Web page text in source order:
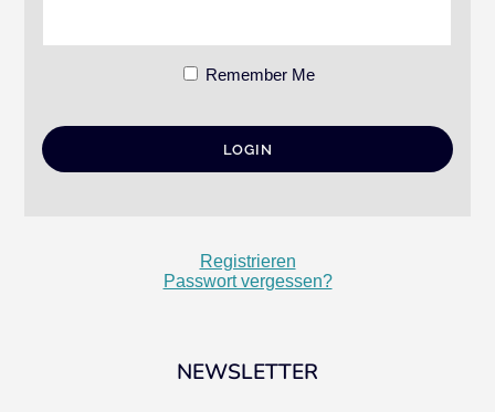
Remember Me
Registrieren
Passwort vergessen?
NEWSLETTER